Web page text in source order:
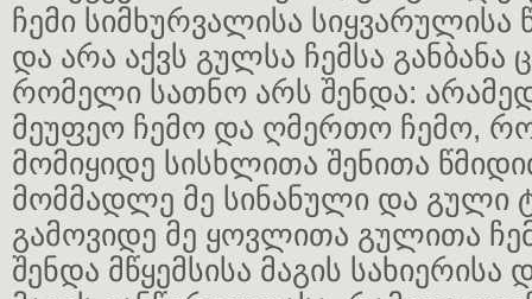
ჩემი სიმხურვალისა სიყვარულისა
და არა აქვს გულსა ჩემსა
რომელი სათნო არს შენდა:
მეუფეო ჩემო და ღმერთო ჩემო,
მომიყიდე სისხლითა შენითა
მომმადლე მე სინანული და გული
გამოვიდე მე ყოვლითა გულითა
შენდა მწყემსისა მაგის